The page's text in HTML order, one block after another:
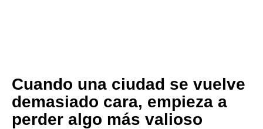
Cuando una ciudad se vuelve
demasiado cara, empieza a
perder algo más valioso